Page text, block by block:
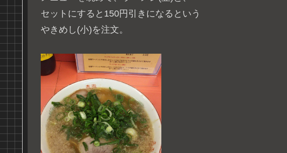
セットにすると150円引きになるという
やきめし(小)を注文。